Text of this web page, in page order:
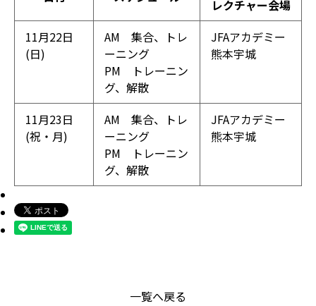
レクチャー会場
11月22日
(日)
AM 集合、トレ
ーニング
PM トレーニン
グ、解散
JFAアカデミー
熊本宇城
11月23日
(祝・月)
AM 集合、トレ
ーニング
PM トレーニン
グ、解散
JFAアカデミー
熊本宇城
一覧へ戻る